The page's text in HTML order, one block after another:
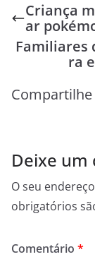
Criança
ar
Familiares
ra
Deixe
O seu
obrigatórios
Comentário *